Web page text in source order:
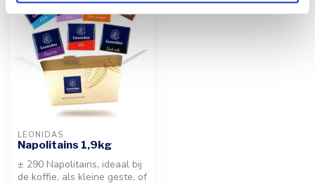
LEONIDAS
Napolitains 1,9kg
± 290 Napolitains, ideaal bij
de koffie, als kleine geste, of